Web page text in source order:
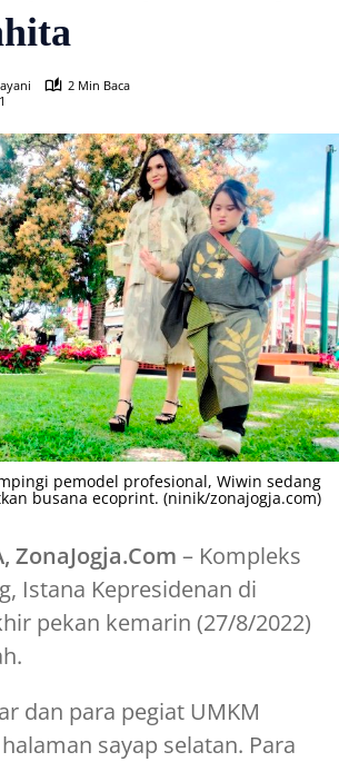
2 Min Baca
pemodel profesional, Wiwin sedang
busana ecoprint. (ninik/zonajogja.com)
ZonaJogja.Com – Kompleks
Istana Kepresidenan di
pekan kemarin (27/8/2022)
dan para pegiat UMKM
sayap selatan. Para